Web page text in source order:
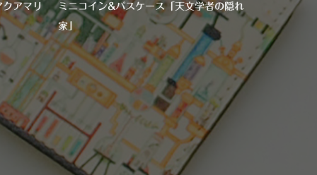
アマリ
ミニコイン&パスケース「天文学者の隠れ
家」
パスケー